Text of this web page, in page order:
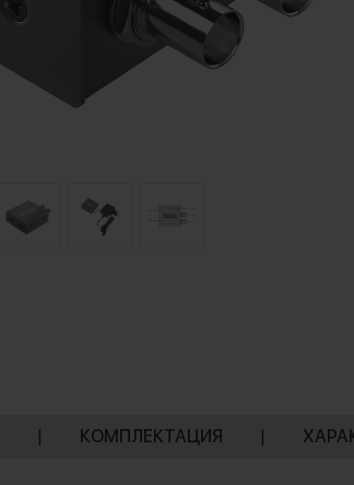
| КОМПЛЕКТАЦИЯ |